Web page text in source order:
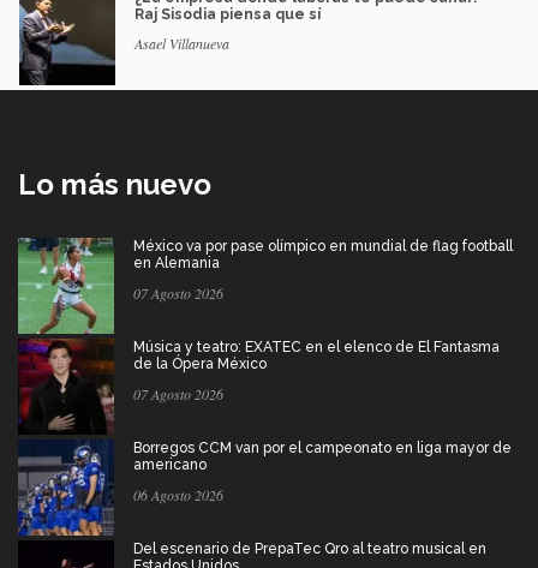
Raj Sisodia piensa que sí
Asael Villanueva
Lo más nuevo
México va por pase olímpico en mundial de flag football
en Alemania
07 Agosto 2026
Música y teatro: EXATEC en el elenco de El Fantasma
de la Ópera México
07 Agosto 2026
Borregos CCM van por el campeonato en liga mayor de
americano
06 Agosto 2026
Del escenario de PrepaTec Qro al teatro musical en